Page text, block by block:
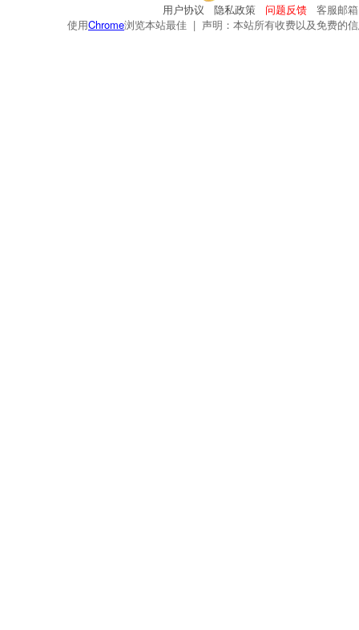
用户协议
隐私政策 问题反馈
客服邮
使用Chrome浏览本站最佳 | 声明：本站所有收费以及免费的